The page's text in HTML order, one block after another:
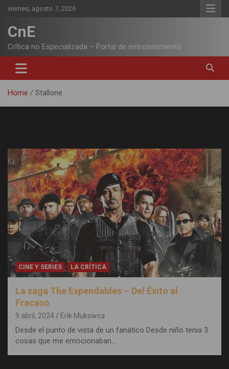
Skip
content
viernes, agosto 7, 2026
CnE
Crítica no Especializada – Portal de entretenimiento
Home Stallone
CINE Y SERIES LA CRÍTICA
La saga The Expendables – Del Éxito al
Fracaso
9 abril, 2024 Erik Mukowoz
Desde el punto de vista de un fanático Desde niño tenia 3
cosas que me emocionaban…